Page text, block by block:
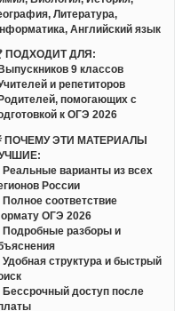
Литература,
Английский язык
ПОДХОДИТ ДЛЯ:
9 классов
и репетиторов
помогающих с
к ОГЭ 2026
ПОЧЕМУ ЭТИ МАТЕРИАЛЫ
варианты из всех
России
соответствие
ОГЭ 2026
Подробные разборы и
структура и быстрый
Бессрочный доступ после